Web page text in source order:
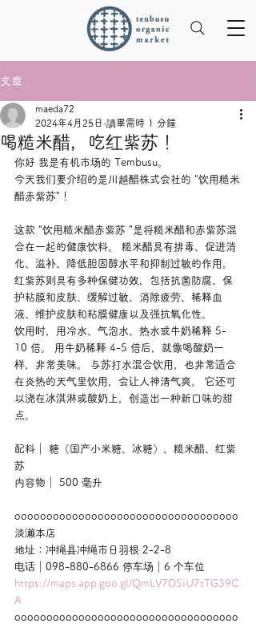
文章
喝糙米醋，吃红紫苏！
maeda72
2024年4月25日 讀畢需時 1 分鐘
你好 我是有机市场的 Tembusu。
今天我们要介绍的是川越醋株式会社的 "饮用糙米
醋赤紫苏"！
这款 "饮用糙米醋赤紫苏 "是将糙米醋和赤紫苏混
合在一起的健康饮料。 糙米醋具有排毒、促进消
化、滋补、降低胆固醇水平和抑制过敏的作用。
红紫苏则具有多种保健功效，包括抗菌防腐、保
护粘膜和皮肤、缓解过敏、消除疲劳、稀释血
液、维护皮肤和粘膜健康以及强抗氧化性。
饮用时，用冷水、气泡水、热水或牛奶稀释 5-
10 倍。 用牛奶稀释 4-5 倍后，就像喝酸奶一
样，非常美味。 与苏打水混合饮用，也非常适合
在炎热的天气里饮用，会让人神清气爽。 它还可
以浇在冰淇淋或酸奶上，创造出一种新口味的甜
点。
配料｜ 糖（国产小米糖、冰糖）、糙米醋、红紫
苏
内容物｜ 500 毫升
ooooooooooooooooooooooooooooooooooo
淡濑本店
地址：冲绳县冲绳市日羽根 2-2-8
电话｜098-880-6866 停车场｜6 个车位
https://maps.app.goo.gl/QmLV7D5iU7tTG39C
A
ooooooooooooooooooooooooooooooooooo